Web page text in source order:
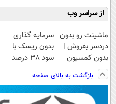
از سراسر وب
ماشینت رو بدون
دردسر بفروش |
بدون کمسیون
😍
سرمایه گذاری
بدون ریسک با
سود 38 درصد
بازگشت به بالای صفحه